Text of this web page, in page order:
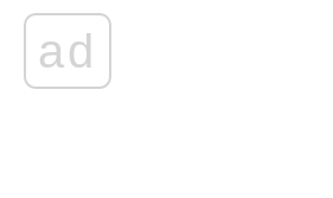
ad